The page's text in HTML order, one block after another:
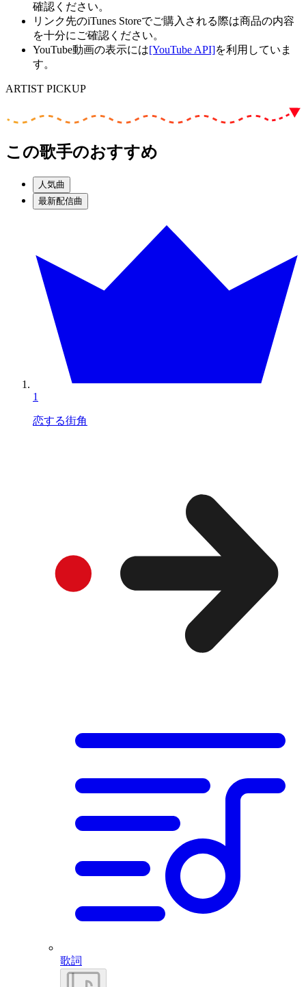
確認ください。
リンク先のiTunes Storeでご購入される際は商品の内容
を十分にご確認ください。
YouTube動画の表示には[YouTube API]を利用していま
す。
ARTIST PICKUP
この歌手のおすすめ
人気曲
最新配信曲
1
恋する街角
歌詞